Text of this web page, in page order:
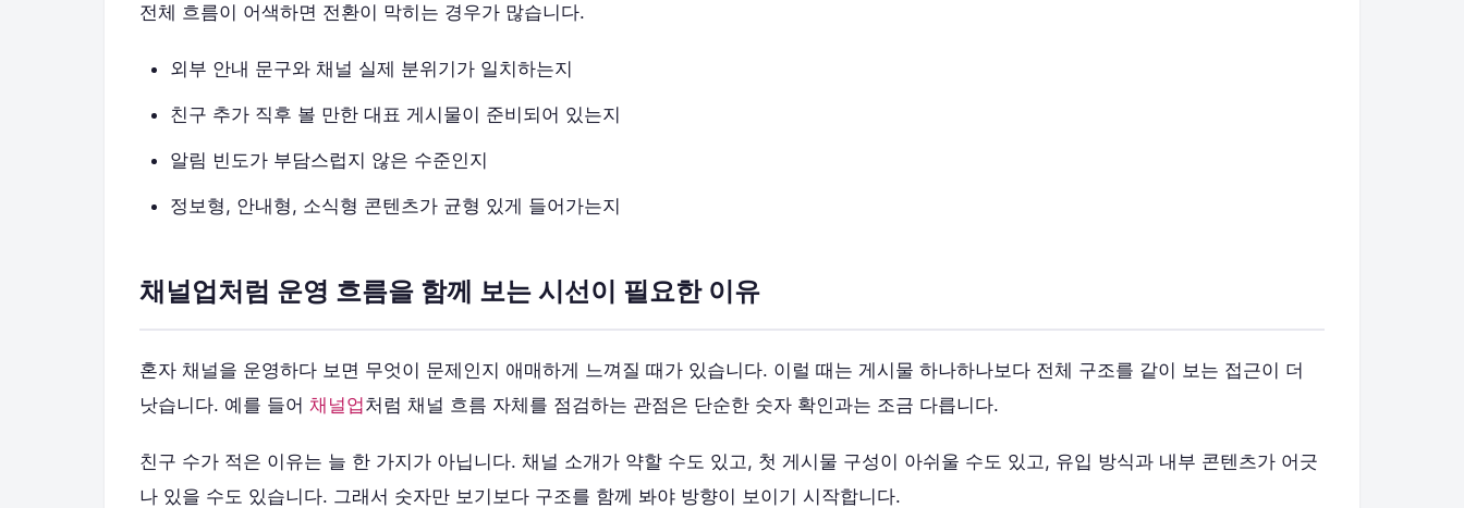
전체 흐름이 어색하면 전환이 막히는 경우가 많습니다.
외부 안내 문구와 채널 실제 분위기가 일치하는지
친구 추가 직후 볼 만한 대표 게시물이 준비되어 있는지
알림 빈도가 부담스럽지 않은 수준인지
정보형, 안내형, 소식형 콘텐츠가 균형 있게 들어가는지
채널업처럼 운영 흐름을 함께 보는 시선이 필요한 이유
혼자 채널을 운영하다 보면 무엇이 문제인지 애매하게 느껴질 때가 있습니다. 이럴 때는 게시물 하나하나보다 전체 구조를 같이 보는 접근이 더
낫습니다. 예를 들어 채널업처럼 채널 흐름 자체를 점검하는 관점은 단순한 숫자 확인과는 조금 다릅니다.
친구 수가 적은 이유는 늘 한 가지가 아닙니다. 채널 소개가 약할 수도 있고, 첫 게시물 구성이 아쉬울 수도 있고, 유입 방식과 내부 콘텐츠가 어긋
나 있을 수도 있습니다. 그래서 숫자만 보기보다 구조를 함께 봐야 방향이 보이기 시작합니다.